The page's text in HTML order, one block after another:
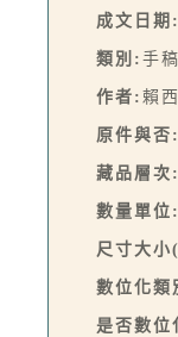
成文日期:
類別: 手稿
作者: 賴
原件與否:
藏品層次:
數量單位:
尺寸大
數位化類
是否數位